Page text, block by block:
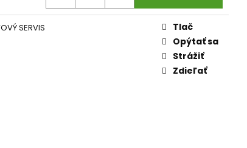
SERVIS
Tlač
Opýtať sa
Strážiť
Zdieľať
Nasledujúce